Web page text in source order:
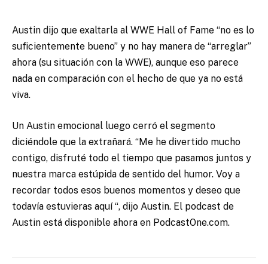
Austin dijo que exaltarla al WWE Hall of Fame “no es lo
suficientemente bueno” y no hay manera de “arreglar”
ahora (su situación con la WWE), aunque eso parece
nada en comparación con el hecho de que ya no está
viva.
Un Austin emocional luego cerró el segmento
diciéndole que la extrañará. “Me he divertido mucho
contigo, disfruté todo el tiempo que pasamos juntos y
nuestra marca estúpida de sentido del humor. Voy a
recordar todos esos buenos momentos y deseo que
todavía estuvieras aquí “, dijo Austin. El podcast de
Austin está disponible ahora en PodcastOne.com.